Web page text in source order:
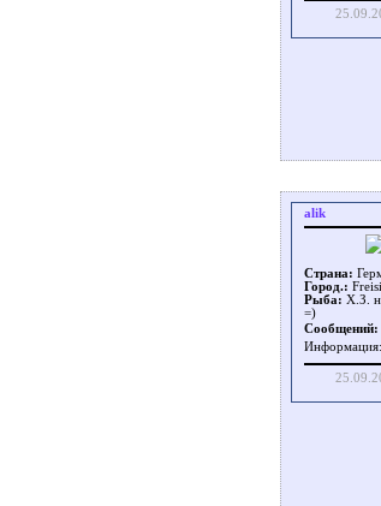
alik
Страна:
Город.:
Рыба: Х.З.
=)
Сообщений:
Информация: